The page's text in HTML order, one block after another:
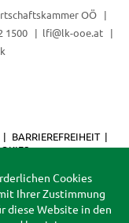
OÖ
1500
lfi@lk-ooe.at
BARRIEREFREIHEIT
Cookies
Ihrer Zustimmung
diese Website in den